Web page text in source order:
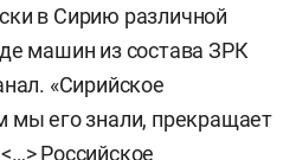
в Сирию различной
машин из состава ЗРК
«Сирийское
мы его знали, прекращает
Российское